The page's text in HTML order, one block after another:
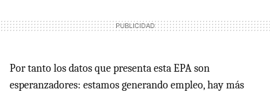
Por tanto los datos que presenta esta EPA son
esperanzadores: estamos generando empleo, hay más